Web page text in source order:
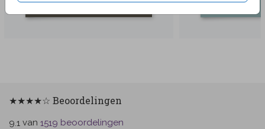
★★★★☆ Beoordelingen
9.1 van 1519 beoordelingen